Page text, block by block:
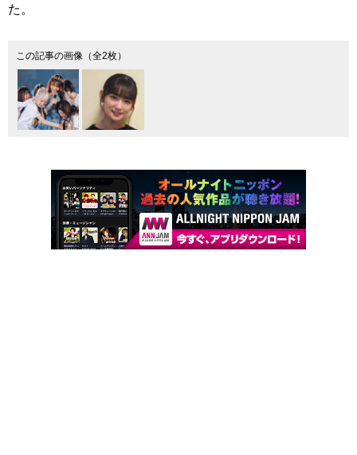
た。
この記事の画像（全2枚）